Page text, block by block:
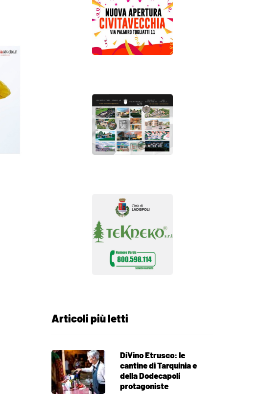
Articoli più letti
DiVino Etrusco: le
cantine di Tarquinia e
della Dodecapoli
protagoniste